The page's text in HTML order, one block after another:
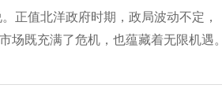
正值北洋政府时期，政局波动不定，
场既充满了危机，也蕴藏着无限机遇。